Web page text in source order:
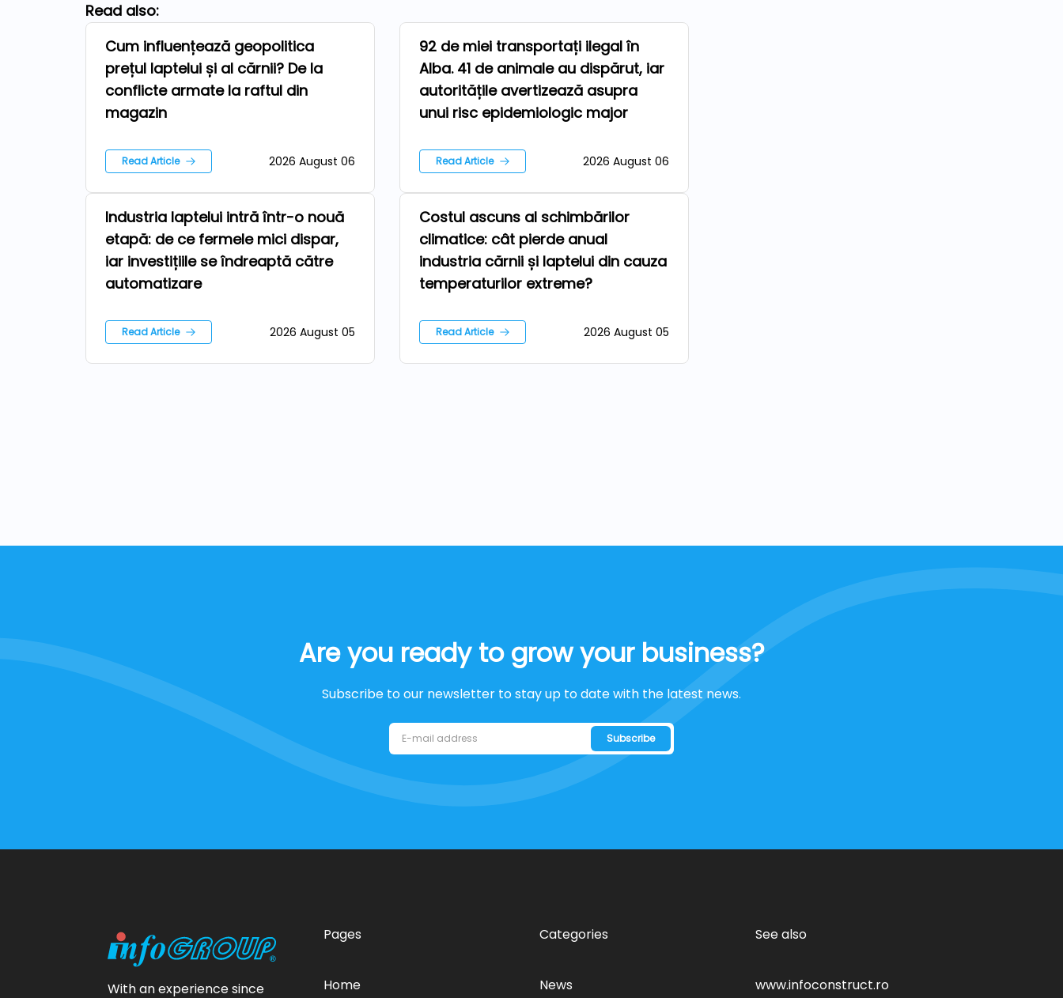
Read also:
News
Cum influențează geopolitica
prețul laptelui și al cărnii? De la
conflicte armate la raftul din
magazin
Read Article 2026 August 06
Farm
92 de miei transportați ilegal în
Alba. 41 de animale au dispărut, iar
autoritățile avertizează asupra
unui risc epidemiologic major
Read Article 2026 August 06
Technologies
Industria laptelui intră într-o nouă
etapă: de ce fermele mici dispar,
iar investițiile se îndreaptă către
automatizare
Read Article 2026 August 05
Repers
Costul ascuns al schimbărilor
climatice: cât pierde anual
industria cărnii și laptelui din cauza
temperaturilor extreme?
Read Article 2026 August 05
Are you ready to grow your business?
Subscribe to our newsletter to stay up to date with the latest news.
Subscribe
With an experience since
Pages
Home
Categories
News
See also
www.infoconstruct.ro